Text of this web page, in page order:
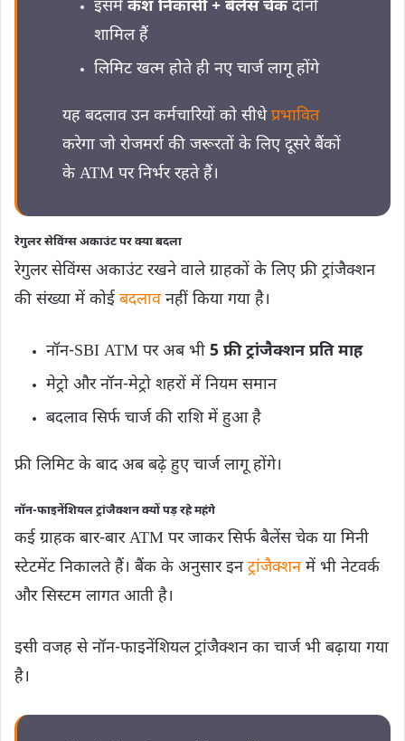
इसमें कैश निकासी + बैलेंस चेक दोनों
शामिल हैं
लिमिट खत्म होते ही नए चार्ज लागू होंगे
यह बदलाव उन कर्मचारियों को सीधेप्रभावित
करेगा जो रोजमर्रा की जरूरतों के लिए दूसरे बैंकों
के ATM पर निर्भर रहते हैं।
रेगुलर सेविंग्स अकाउंट पर क्या बदला
रेगुलर सेविंग्स अकाउंट रखने वाले ग्राहकों के लिए फ्री ट्रांजैक्शन
की संख्या में कोई बदलावनहीं किया गया है।
नॉन-SBI ATM पर अब भी 5 फ्री ट्रांजैक्शन प्रति माह
मेट्रो और नॉन-मेट्रो शहरों में नियम समान
बदलाव सिर्फ चार्ज की राशि में हुआ है
फ्री लिमिट के बाद अब बढ़े हुए चार्ज लागू होंगे।
नॉन-फाइनेंशियल ट्रांजैक्शन क्यों पड़ रहे महंगे
कई ग्राहक बार-बार ATM पर जाकर सिर्फ बैलेंस चेक या मिनी
स्टेटमेंट निकालते हैं। बैंक के अनुसार इनट्रांजैक्शनमें भी नेटवर्क
और सिस्टम लागत आती है।
इसी वजह से नॉन-फाइनेंशियल ट्रांजैक्शन का चार्ज भी बढ़ाया गया
है।